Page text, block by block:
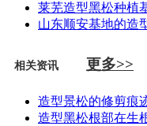
莱芜造型黑松种植
山东顺安基地的造
相关资讯 更多>>
造型景松的修剪痕
造型黑松根部在生